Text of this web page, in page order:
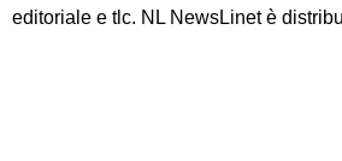
editoriale e tlc. NL NewsLinet è